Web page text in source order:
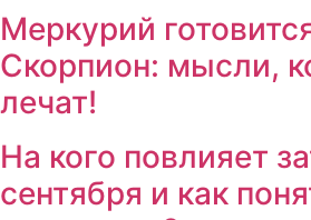
Меркурий
Скорпион: мысли,
лечат!
На кого повлияет
сентября и как